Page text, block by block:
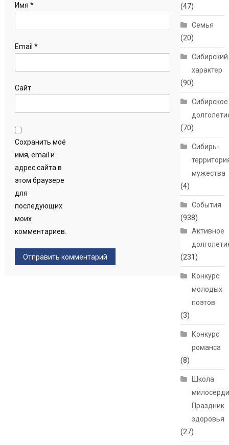
Имя *
Email *
Сайт
Сохранить моё
имя, email и
адрес сайта в
этом браузере
для
последующих
моих
комментариев.
(47)
Семья
(20)
Сибирский
характер
(90)
Сибирское
(70)
Сибирь-
мужества
(4)
События
(938)
Активное
(231)
Конкурс
молодых
поэтов
(3)
Конкурс
романса
(8)
Школа
Праздник
здоровья
(27)